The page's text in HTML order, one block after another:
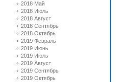
2018 Май
2018 Июль
2018 Август
2018 Сентябрь
2018 Октябрь
2019 Февраль
2019 Июнь
2019 Июль
2019 Август
2019 Сентябрь
2019 Октябрь